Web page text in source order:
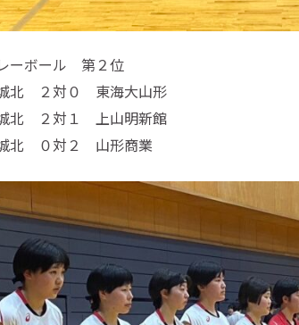
ーボール 第２位
北 ２対０ 東海大山形
北 ２対１ 上山明新館
０対２ 山形商業